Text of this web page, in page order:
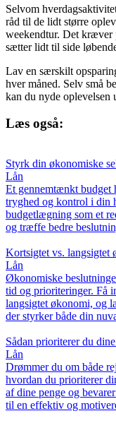
Selvom
råd til de lidt større
weekendtur. Det
sætter lidt til side
Lav en særskilt
hver måned. Selv små
kan du nyde oplevelsen
Læs også:
Styrk din økonomiske
Lån
Et gennemtænkt budget
tryghed og kontrol i din
budgetlægning som et
og træffe bedre
Kortsigtet vs. langsigtet
Lån
Økonomiske
tid og prioriteringer. Få
langsigtet økonomi, og
der styrker både din
Sådan prioriterer du
Lån
Drømmer du om både
hvordan du prioriterer
af dine penge og
til en effektiv og